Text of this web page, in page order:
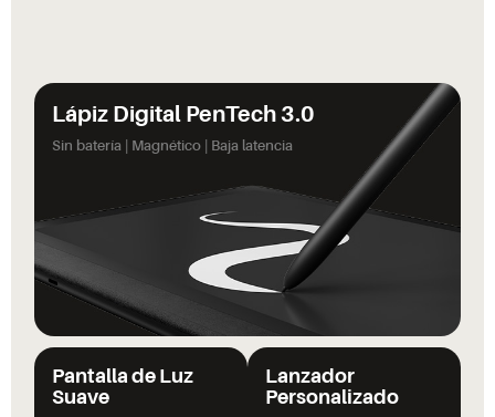
Lápiz Digital PenTech 3.0
Sin batería | Magnético | Baja latencia
Pantalla de Luz
Suave
Lanzador
Personalizado